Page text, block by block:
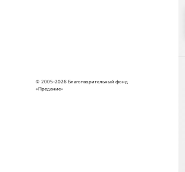
© 2005-2026 Благотворительный фонд
«Предание»